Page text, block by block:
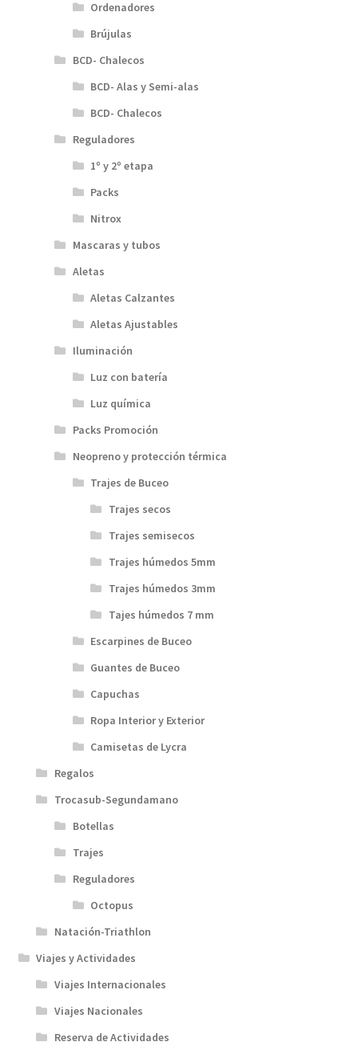
Ordenadores
Brújulas
BCD- Chalecos
BCD- Alas y Semi-alas
BCD- Chalecos
Reguladores
1º y 2º etapa
Packs
Nitrox
Mascaras y tubos
Aletas
Aletas Calzantes
Aletas Ajustables
Iluminación
Luz con batería
Luz química
Packs Promoción
Neopreno y protección térmica
Trajes de Buceo
Trajes secos
Trajes semisecos
Trajes húmedos 5mm
Trajes húmedos 3mm
Tajes húmedos 7 mm
Escarpines de Buceo
Guantes de Buceo
Capuchas
Ropa Interior y Exterior
Camisetas de Lycra
Regalos
Trocasub-Segundamano
Botellas
Trajes
Reguladores
Octopus
Natación-Triathlon
Viajes y Actividades
Viajes Internacionales
Viajes Nacionales
Reserva de Actividades